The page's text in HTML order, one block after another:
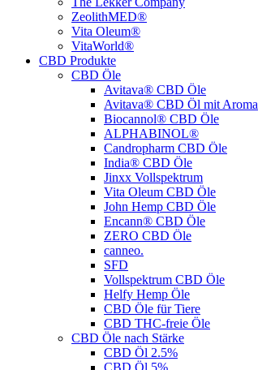
ZeolithMED®
Vita Oleum®
VitaWorld®
CBD Produkte
CBD Öle
Avitava® CBD Öle
Avitava® CBD Öl mit Aroma
Biocannol® CBD Öle
ALPHABINOL®
Candropharm CBD Öle
India® CBD Öle
Jinxx Vollspektrum
Vita Oleum CBD Öle
John Hemp CBD Öle
Encann® CBD Öle
ZERO CBD Öle
canneo.
SFD
Vollspektrum CBD Öle
Helfy Hemp Öle
CBD Öle für Tiere
CBD THC-freie Öle
CBD Öle nach Stärke
CBD Öl 2.5%
CBD Öl 5%